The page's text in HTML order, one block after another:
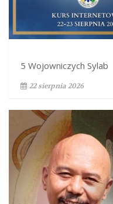
5 Wojowniczych Sylab
22 sierpnia 2026